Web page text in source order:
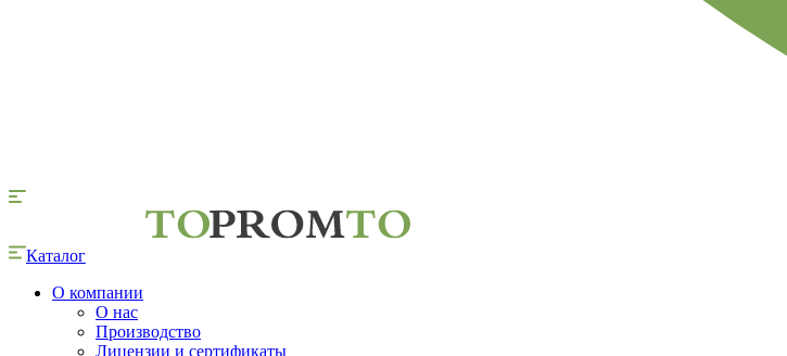
Каталог
О компании
О нас
Производство
Лицензии и сертификаты